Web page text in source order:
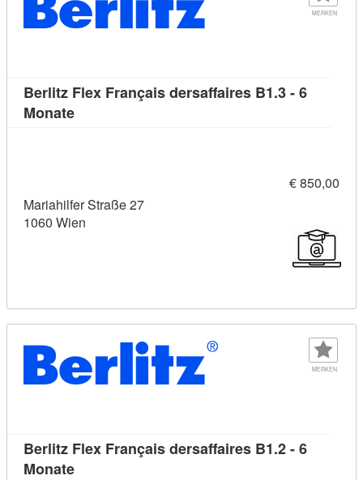
MERKEN
Berlitz Flex Français dersaffaires B1.3 - 6
MonateKursdetail: Berlitz Flex Français dersaffaires
€ 850,00
Mariahilfer Straße 27
1060 Wien
MERKEN
Berlitz Flex Français dersaffaires B1.2 - 6
MonateKursdetail: Berlitz Flex Français dersaffaires